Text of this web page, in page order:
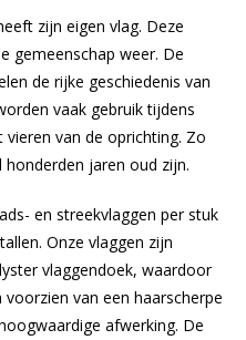
zijn eigen vlag. Deze
gemeenschap weer. De
de rijke geschiedenis van
vaak gebruik tijdens
van de oprichting. Zo
jaren oud zijn.
en streekvlaggen per stuk
Onze vlaggen zijn
vlaggendoek, waardoor
van een haarscherpe
afwerking. De